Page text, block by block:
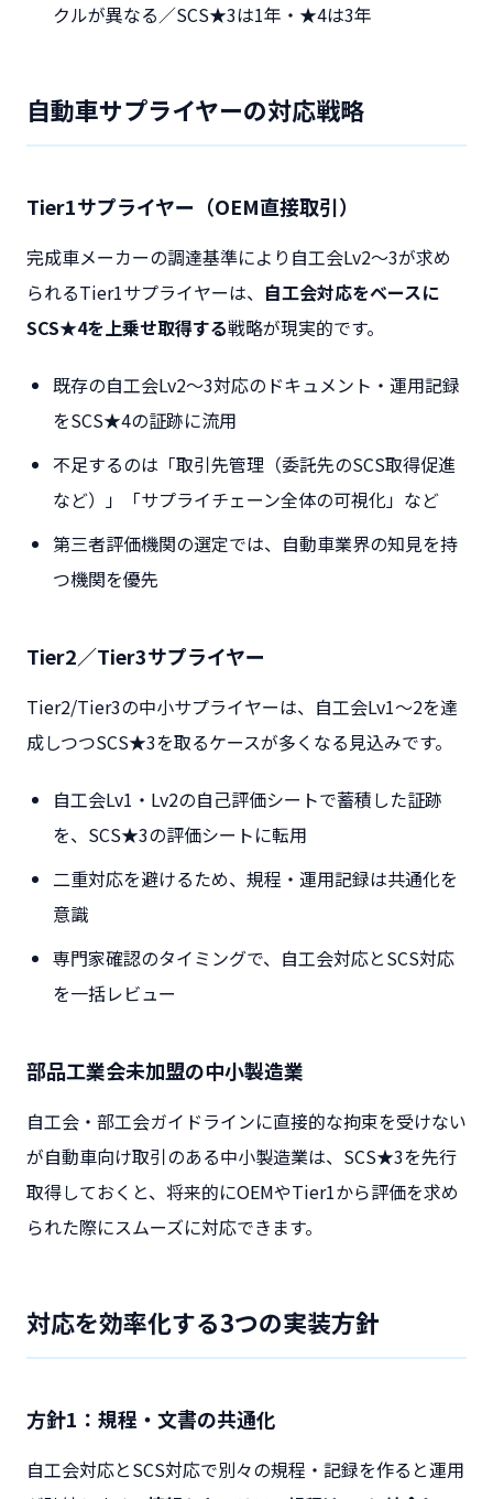
クルが異なる／SCS★3は1年・★4は3年
自動車サプライヤーの対応戦略
Tier1サプライヤー（OEM直接取引）
完成車メーカーの調達基準により自工会Lv2〜3が求め
られるTier1サプライヤーは、 自工会対応をベースに
SCS★4を上乗せ取得する戦略が現実的です。
既存の自工会Lv2〜3対応のドキュメント・運用記録
をSCS★4の証跡に流用
不足するのは「取引先管理（委託先のSCS取得促進
など）」「サプライチェーン全体の可視化」など
第三者評価機関の選定では、自動車業界の知見を持
つ機関を優先
Tier2／Tier3サプライヤー
Tier2/Tier3の中小サプライヤーは、自工会Lv1〜2を達
成しつつSCS★3を取るケースが多くなる見込みです。
自工会Lv1・Lv2の自己評価シートで蓄積した証跡
を、SCS★3の評価シートに転用
二重対応を避けるため、規程・運用記録は共通化を
意識
専門家確認のタイミングで、自工会対応とSCS対応
を一括レビュー
部品工業会未加盟の中小製造業
自工会・部工会ガイドラインに直接的な拘束を受けない
が自動車向け取引のある中小製造業は、SCS★3を先行
取得しておくと、将来的にOEMやTier1から評価を求め
られた際にスムーズに対応できます。
対応を効率化する3つの実装方針
方針1：規程・文書の共通化
自工会対応とSCS対応で別々の規程・記録を作ると運用